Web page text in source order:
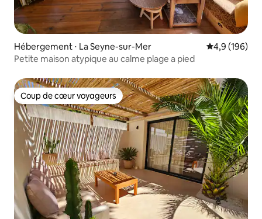
Hébergement ⋅ La Seyne-sur-Mer Évaluation
4,9 (196)
Petite maison atypique au calme plage a pied
Coup de cœur voyageurs
Coup de cœur voyageurs